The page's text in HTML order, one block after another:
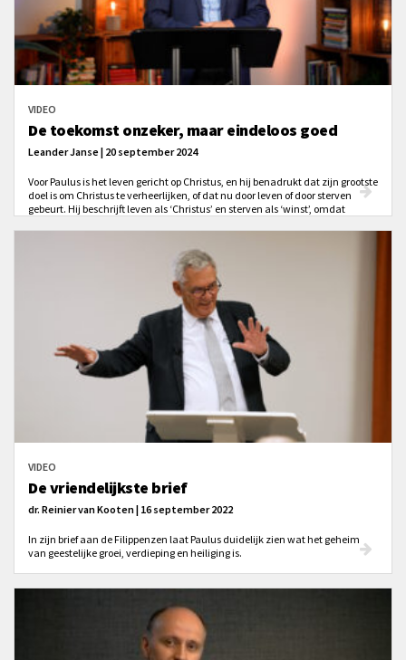
VIDEO
De toekomst onzeker, maar eindeloos goed
Leander Janse | 20 september 2024
Voor Paulus is het leven gericht op Christus, en hij benadrukt dat zijn grootste
doel is om Christus te verheerlijken, of dat nu door leven of door sterven
gebeurt. Hij beschrijft leven als ‘Christus’ en sterven als ‘winst’, omdat
VIDEO
De vriendelijkste brief
dr. Reinier van Kooten | 16 september 2022
In zijn brief aan de Filippenzen laat Paulus duidelijk zien wat het geheim
van geestelijke groei, verdieping en heiliging is.